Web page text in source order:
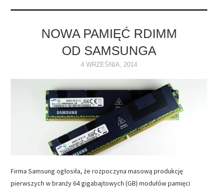
MONITORY
OPROGRAMOWANIE
INTERNET
NOWA PAMIĘĆ RDIMM
OD SAMSUNGA
4 WRZEŚNIA, 2014
Firma Samsung ogłosiła, że rozpoczyna masową produkcję
pierwszych w branży 64 gigabajtowych (GB) modułów pamięci